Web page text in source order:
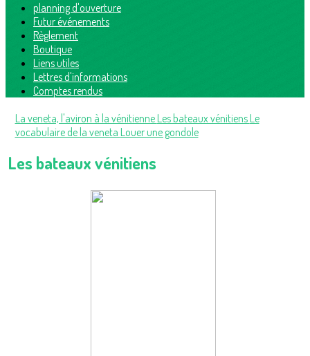
planning d'ouverture
Futur événements
Règlement
Boutique
Liens utiles
Lettres d'informations
Comptes rendus
La veneta, l'aviron à la vénitienneLes bateaux vénitiensLe
vocabulaire de la veneta Louer une gondole
Les bateaux vénitiens